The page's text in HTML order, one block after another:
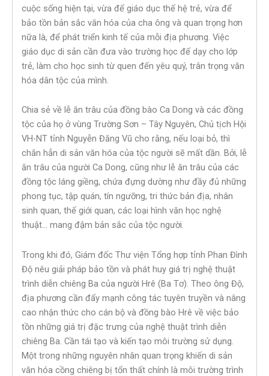
cuộc sống hiện tại, vừa để giáo dục thế hệ trẻ, vừa để
bảo tồn bản sắc văn hóa của cha ông và quan trọng hơn
nữa là, để phát triển kinh tế của mỗi địa phương. Việc
giáo dục di sản cần đưa vào trường học để dạy cho lớp
trẻ, làm cho học sinh từ quen đến yêu quý, trân trọng văn
hóa dân tộc của mình.
Chia sẻ về lễ ăn trâu của đồng bào Ca Dong và các đồng
tộc của họ ở vùng Trường Sơn – Tây Nguyên, Chủ tịch Hội
VH-NT tỉnh Nguyễn Đăng Vũ cho rằng, nếu loại bỏ, thì
chắn hẳn di sản văn hóa của tộc người sẽ mất dần. Bởi, lễ
ăn trâu của người Ca Dong, cũng như lễ ăn trâu của các
đồng tộc láng giềng, chứa đựng dường như đầy đủ những
phong tục, tập quán, tín ngưỡng, tri thức bản địa, nhân
sinh quan, thế giới quan, các loại hình văn học nghệ
thuật… mang đậm bản sắc của tộc người.
Trong khi đó, Giám đốc Thư viện Tổng hợp tỉnh Phan Đình
Độ nêu giải pháp bảo tồn và phát huy giá trị nghệ thuật
trình diễn chiêng Ba của người Hrê (Ba Tơ). Theo ông Độ,
địa phương cần đẩy mạnh công tác tuyên truyền và nâng
cao nhận thức cho cán bộ và đồng bào Hrê về việc bảo
tồn những giá trị đặc trưng của nghệ thuật trình diễn
chiêng Ba. Cần tái tạo và kiến tạo môi trường sử dụng.
Một trong những nguyên nhân quan trọng khiến di sản
văn hóa cồng chiêng bị tổn thất chính là môi trường trình